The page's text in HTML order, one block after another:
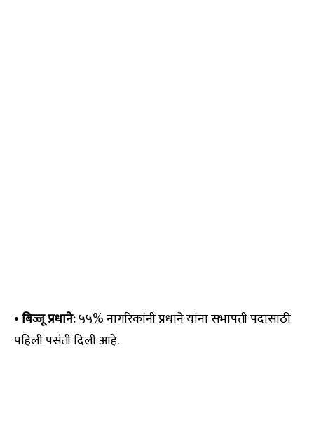
•बिज्जू प्रधाने:५५% नागरिकांनी प्रधाने यांना सभापती पदासाठी
पहिली पसंती दिली आहे.